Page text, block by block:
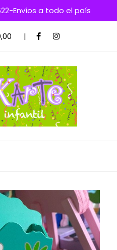
Envíos a todo el país